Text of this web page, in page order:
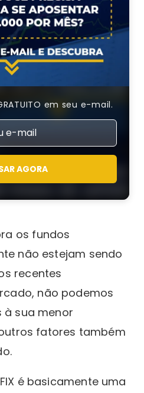
em seu e-mail.
AGORA
os fundos
não estejam sendo
recentes
não podemos
à sua menor
fatores também
é basicamente uma